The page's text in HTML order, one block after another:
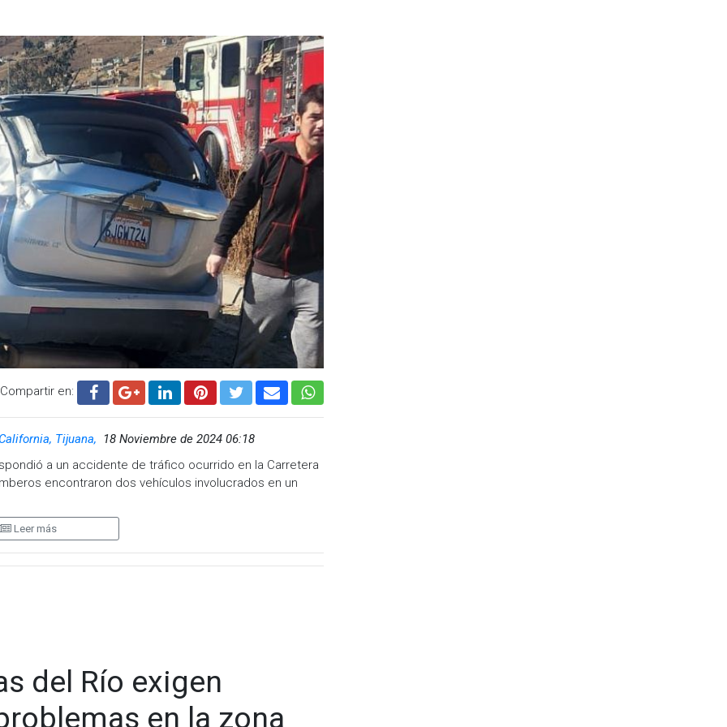
| TikTok:@CadenaNoticias|
Compartir en:
Tijuana,
18 Noviembre de 2024 06:18
a un accidente de tráfico ocurrido en la Carretera
encontraron dos vehículos involucrados en un
al IMSS del Municipio de Tecate.
el cuerpo de un hombre de aproximadamente 50 años,
el cuerpo comenzaron de inmediato.
Leer más
del Río exigen
en la zona